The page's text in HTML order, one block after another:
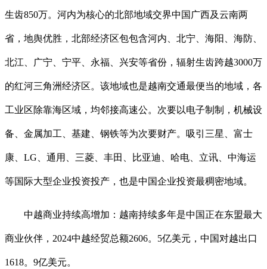
生齿850万。河内为核心的北部地域交界中国广西及云南两
省，地舆优胜，北部经济区包包含河内、北宁、海阳、海防、
北江、广宁、宁平、永福、兴安等省份，辐射生齿跨越3000万
的红河三角洲经济区。该地域也是越南交通最便当的地域，各
工业区除靠海区域，均邻接高速公。次要以电子制制，机械设
备、金属加工、基建、钢铁等为次要财产。吸引三星、富士
康、LG、通用、三菱、丰田、比亚迪、哈电、立讯、中海运
等国际大型企业投资投产，也是中国企业投资最稠密地域。
中越商业持续高增加：越南持续多年是中国正在东盟最大
商业伙伴，2024中越经贸总额2606。5亿美元，中国对越出口
1618。9亿美元。